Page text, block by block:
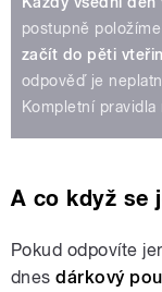
postupně položíme
začít do pěti vteřin
odpověď je
Kompletní pravidla
A co když se
Pokud odpovíte
dnesdárkový